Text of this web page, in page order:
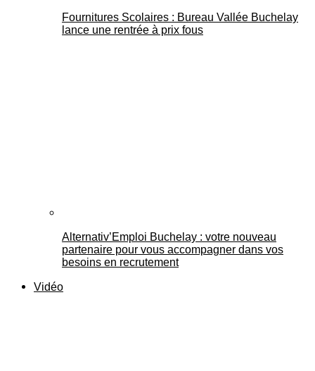
Fournitures Scolaires : Bureau Vallée Buchelay
lance une rentrée à prix fous
Alternativ’Emploi Buchelay : votre nouveau
partenaire pour vous accompagner dans vos
besoins en recrutement
Vidéo